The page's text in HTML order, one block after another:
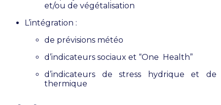
et/ou de végétalisation
L’intégration :
de prévisions météo
d’indicateurs sociaux et “One Health”
d’indicateurs de stress hydrique et de
thermique